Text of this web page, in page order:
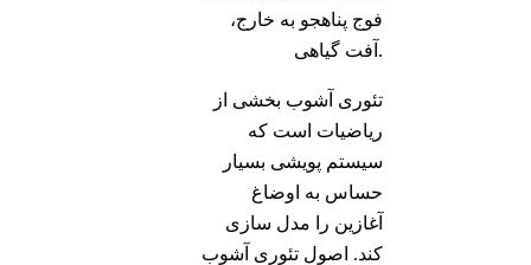
فوج پناهجو به خارج،
آفت گیاهی.
تئوری آشوب بخشی از
ریاضیات است که
سیستم پویشی بسیار
حساس به اوضاغ
آغازین را مدل سازی
کند. اصول تئوری آشوب